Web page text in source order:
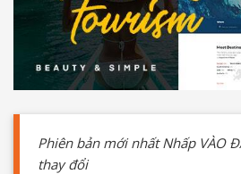
Phiên bản mới nhất Nhấp VÀO
thay đổi